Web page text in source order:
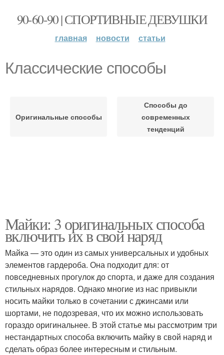
90-60-90 | СПОРТИВНЫЕ ДЕВУШКИ
главная новости статьи
Классические способы
Оригинальные способы
Способы до
современных
тенденций
Майки: 3 оригинальных способа
включить их в свой наряд
Майка — это один из самых универсальных и удобных
элементов гардероба. Она подходит для: от
повседневных прогулок до спорта, и даже для создания
стильных нарядов. Однако многие из нас привыкли
носить майки только в сочетании с джинсами или
шортами, не подозревая, что их можно использовать
гораздо оригинальнее. В этой статье мы рассмотрим три
нестандартных способа включить майку в свой наряд и
сделать образ более интересным и стильным.